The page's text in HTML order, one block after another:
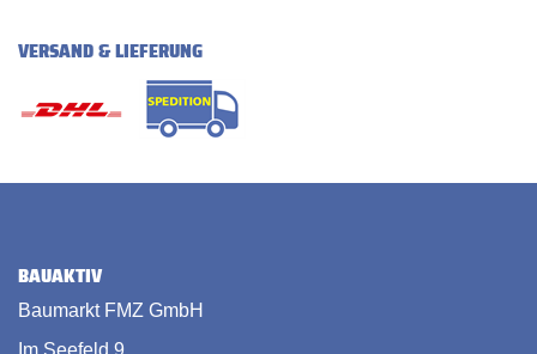
VERSAND & LIEFERUNG
BAUAKTIV
Baumarkt FMZ GmbH
Im Seefeld 9